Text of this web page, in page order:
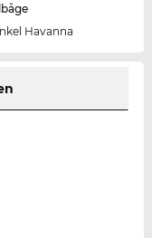
Havanna